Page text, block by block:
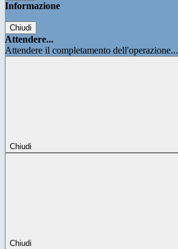
Informazione
Chiudi
Attendere...
Attendere il completamento dell'operazione...
Chiudi
Chiudi